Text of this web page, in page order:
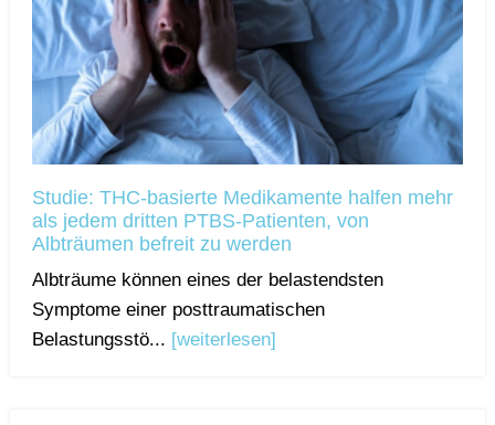
Studie: THC-basierte Medikamente halfen mehr
als jedem dritten PTBS-Patienten, von
Albträumen befreit zu werden
Albträume können eines der belastendsten
Symptome einer posttraumatischen
Belastungsstö... [weiterlesen]